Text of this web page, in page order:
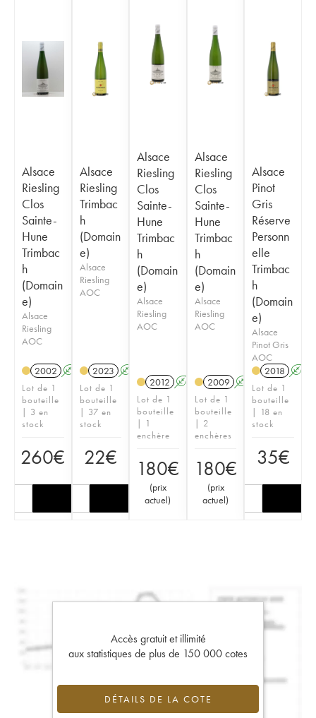
Alsace
Riesling
Clos
Sainte-
Hune
Trimbac
h
(Domain
e)
Alsace
Riesling
AOC
2002 A
Lot de 1
bouteille
| 3 en
stock
260€
Alsace
Riesling
Trimbac
h
(Domain
e)
Alsace
Riesling
AOC
2023 A
Lot de 1
bouteille
| 37 en
stock
22€
Alsace
Riesling
Clos
Sainte-
Hune
Trimbac
h
(Domain
e)
Alsace
Riesling
AOC
2012 A
Lot de 1
bouteille
| 1
enchère
180€
(prix
actuel)
Alsace
Riesling
Clos
Sainte-
Hune
Trimbac
h
(Domain
e)
Alsace
Riesling
AOC
2009 A
Lot de 1
bouteille
| 2
enchères
180€
(prix
actuel)
Alsace
Pinot
Gris
Réserve
Personn
elle
Trimbac
h
(Domain
e)
Alsace
Pinot Gris
AOC
2018 A
Lot de 1
bouteille
| 18 en
stock
35€
Accès gratuit et illimité
aux statistiques de plus de 150 000 cotes
DÉTAILS DE LA COTE